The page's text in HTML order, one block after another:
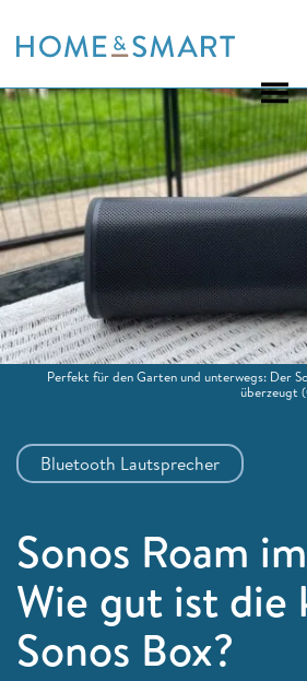
to
Bluetooth Lautsprecher
Sonos Roam
Wie gut ist die
Sonos Box?
Perfekt für den Garten und unterwegs: Der
überzeugt